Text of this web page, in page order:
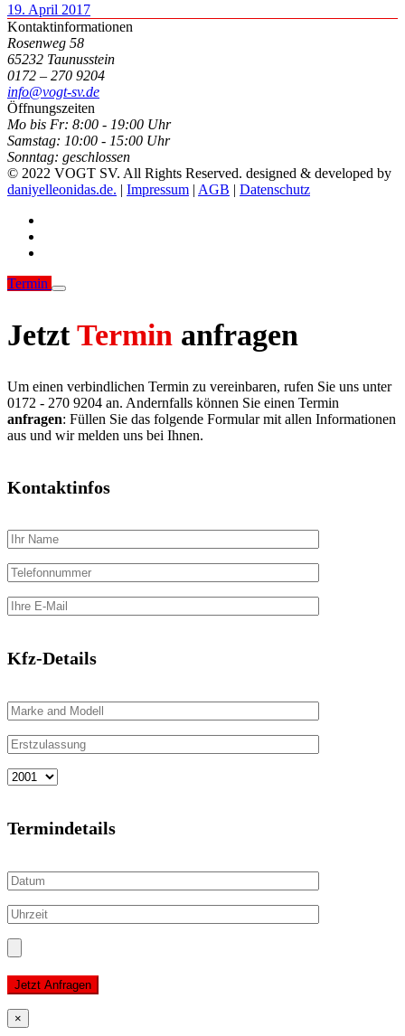
19. April 2017
Kontaktinformationen
Rosenweg 58
65232 Taunusstein
0172 – 270 9204
info@vogt-sv.de
Öffnungszeiten
Mo bis Fr: 8:00 - 19:00 Uhr
Samstag: 10:00 - 15:00 Uhr
Sonntag: geschlossen
© 2022 VOGT SV. All Rights Reserved. designed & developed by
daniyelleonidas.de. | Impressum | AGB | Datenschutz
Termin
JetztTermin anfragen
Um einen verbindlichen Termin zu vereinbaren, rufen Sie uns unter
0172 - 270 9204 an. Andernfalls können Sie einen Termin
anfragen: Füllen Sie das folgende Formular mit allen Informationen
aus und wir melden uns bei Ihnen.
Kontaktinfos
Kfz-Details
Termindetails
Jetzt Anfragen
×